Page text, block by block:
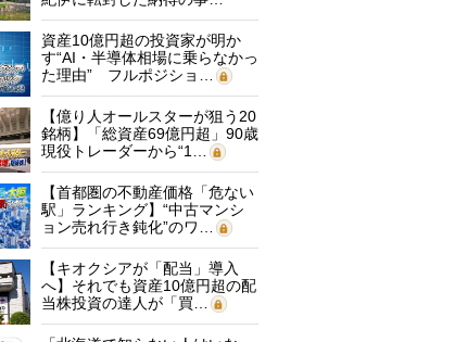
資産10億円超の投資家が明か
す“AI・半導体相場に乗らなかっ
た理由” フルポジショ…
【億り人オールスターが狙う20
銘柄】「総資産69億円超」90歳
現役トレーダーから“1…
【首都圏の不動産価格「危ない
駅」ランキング】“中古マンシ
ョン売れ行き鈍化”のワ…
【キオクシアが「配当」導入
へ】それでも資産10億円超の配
当株投資の達人が「買…